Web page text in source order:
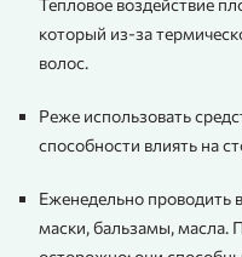
Тепловое воздействие
который из-за
волос.
Реже использовать
способности влиять на
Еженедельно проводить
маски, бальзамы, масла.